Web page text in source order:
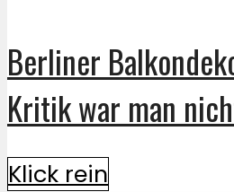
Berliner
Kritik war man
Klick rein